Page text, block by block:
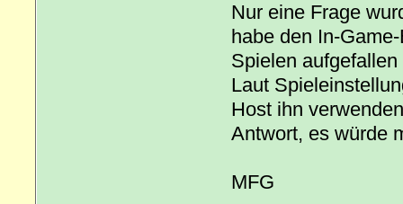
Nur eine Frage
habe den In-
Spielen
Laut
Host ihn
Antwort, es würde
MFG